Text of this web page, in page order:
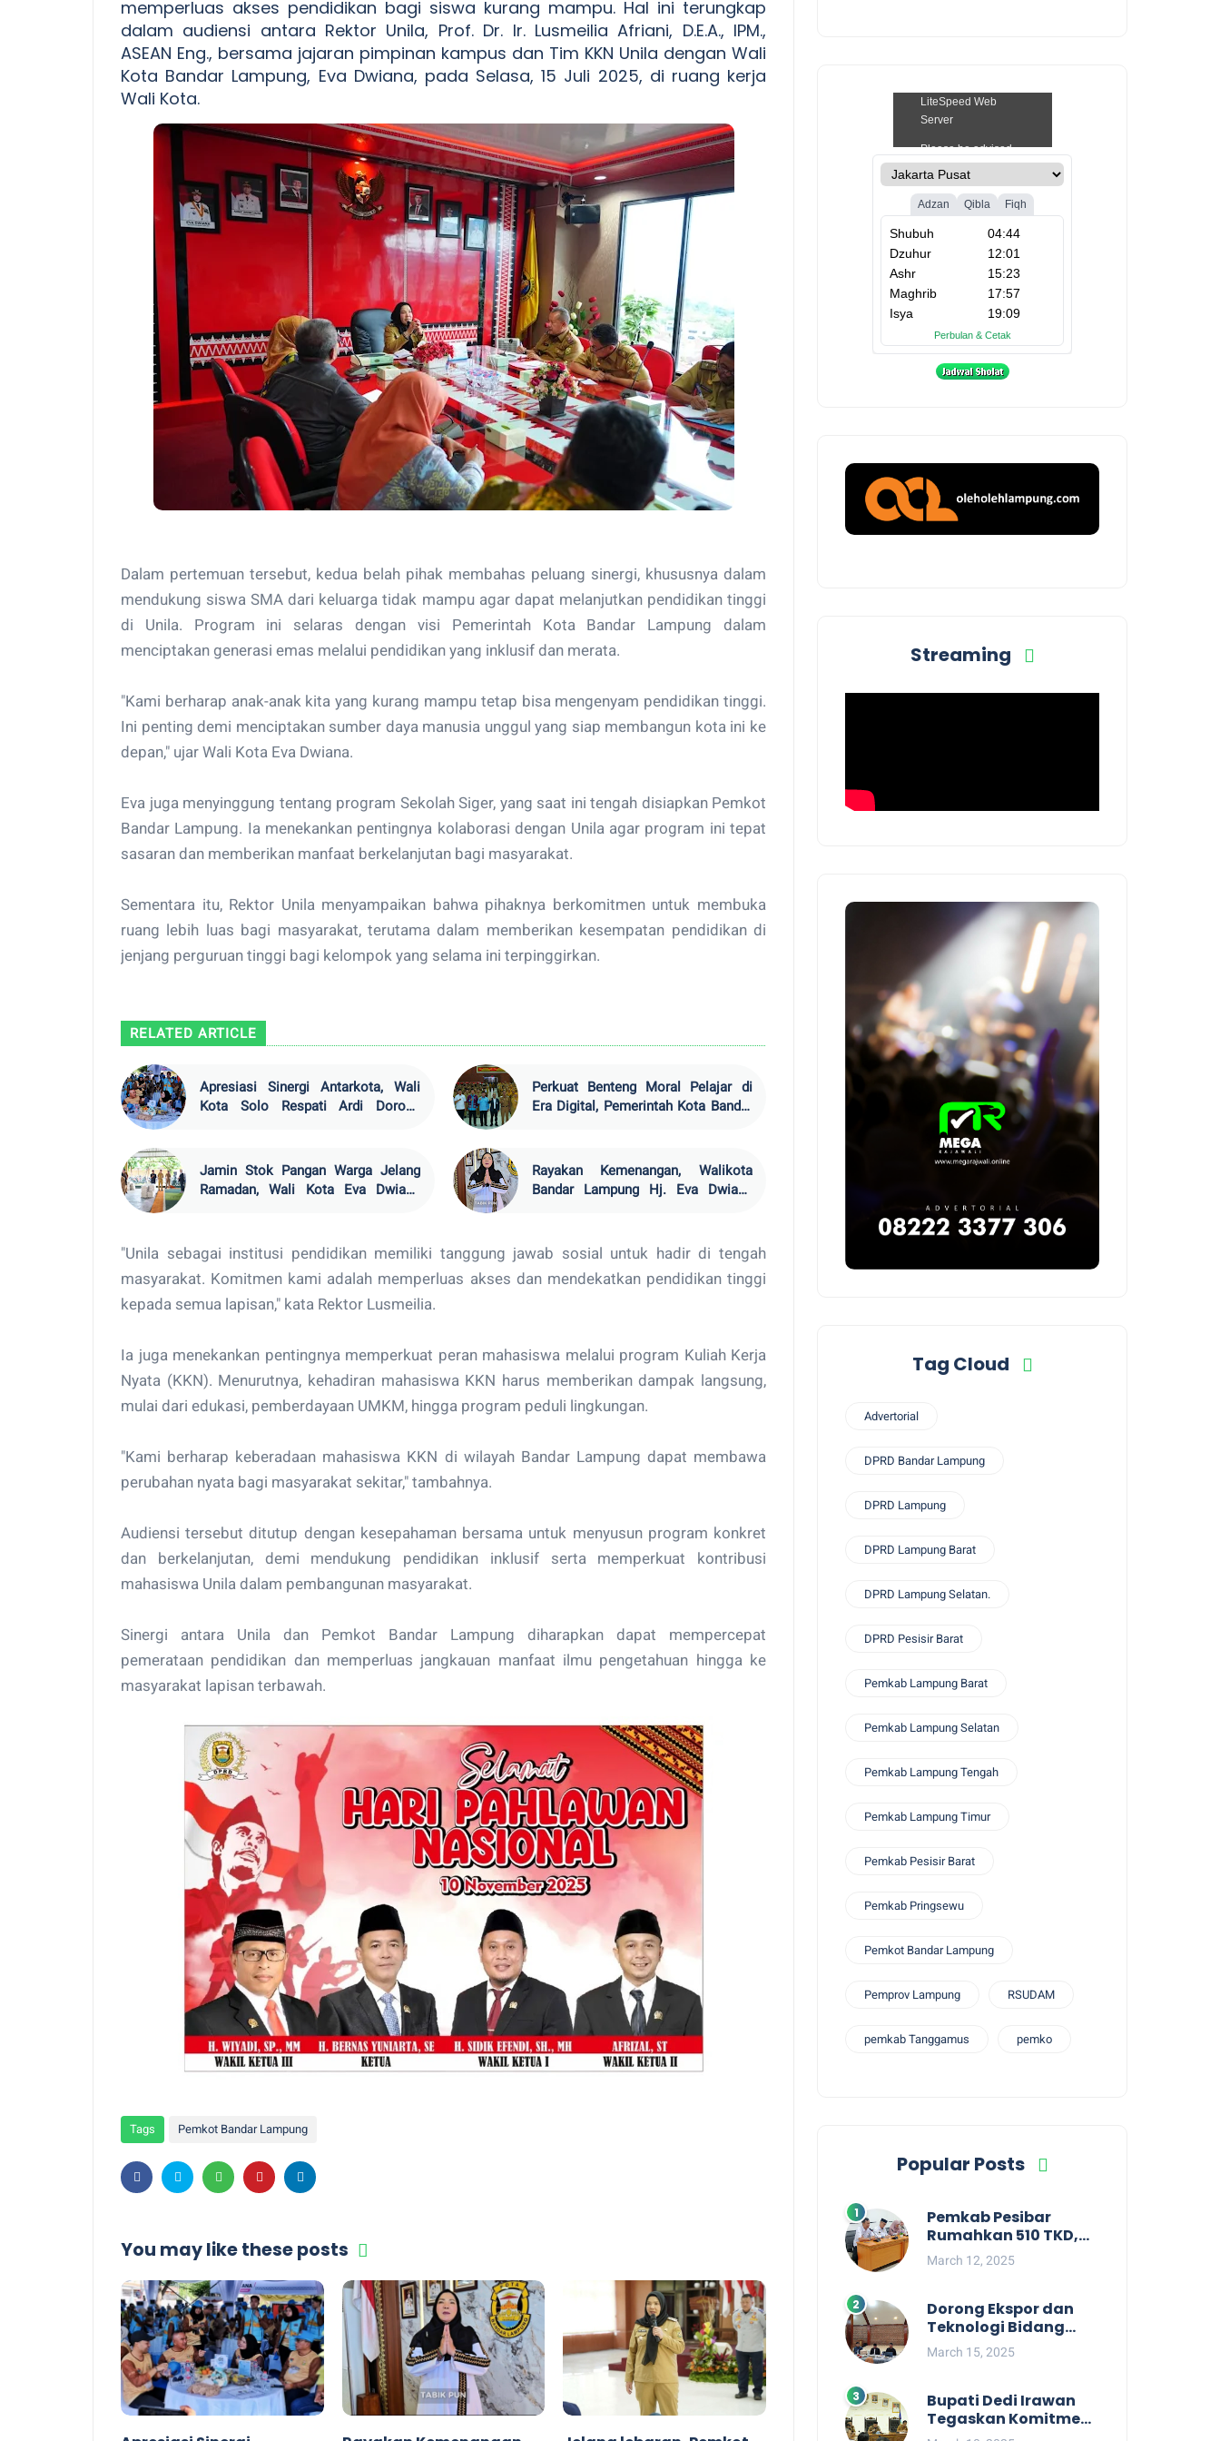
memperluas akses pendidikan bagi siswa kurang mampu. Hal ini terungkap
dalam audiensi antara Rektor Unila, Prof. Dr. Ir. Lusmeilia Afriani, D.E.A., IPM.,
ASEAN Eng., bersama jajaran pimpinan kampus dan Tim KKN Unila dengan Wali
Kota Bandar Lampung, Eva Dwiana, pada Selasa, 15 Juli 2025, di ruang kerja
Wali Kota.
Dalam pertemuan tersebut, kedua belah pihak membahas peluang sinergi, khususnya dalam
mendukung siswa SMA dari keluarga tidak mampu agar dapat melanjutkan pendidikan tinggi
di Unila. Program ini selaras dengan visi Pemerintah Kota Bandar Lampung dalam
menciptakan generasi emas melalui pendidikan yang inklusif dan merata.
"Kami berharap anak-anak kita yang kurang mampu tetap bisa mengenyam pendidikan tinggi.
Ini penting demi menciptakan sumber daya manusia unggul yang siap membangun kota ini ke
depan," ujar Wali Kota Eva Dwiana.
Eva juga menyinggung tentang program Sekolah Siger, yang saat ini tengah disiapkan Pemkot
Bandar Lampung. Ia menekankan pentingnya kolaborasi dengan Unila agar program ini tepat
sasaran dan memberikan manfaat berkelanjutan bagi masyarakat.
Sementara itu, Rektor Unila menyampaikan bahwa pihaknya berkomitmen untuk membuka
ruang lebih luas bagi masyarakat, terutama dalam memberikan kesempatan pendidikan di
jenjang perguruan tinggi bagi kelompok yang selama ini terpinggirkan.
RELATED ARTICLE
Apresiasi Sinergi Antarkota, Wali
Kota Solo Respati Ardi Dorong
Perkuat Benteng Moral Pelajar di
Era Digital, Pemerintah Kota Bandar
Jamin Stok Pangan Warga Jelang
Ramadan, Wali Kota Eva Dwiana
Bandar Lampung
Rayakan Kemenangan, Walikota
Bandar Lampung Hj. Eva Dwiana
"Unila sebagai institusi pendidikan memiliki tanggung jawab sosial untuk hadir di tengah
masyarakat. Komitmen kami adalah memperluas akses dan mendekatkan pendidikan tinggi
kepada semua lapisan," kata Rektor Lusmeilia.
Ia juga menekankan pentingnya memperkuat peran mahasiswa melalui program Kuliah Kerja
Nyata (KKN). Menurutnya, kehadiran mahasiswa KKN harus memberikan dampak langsung,
mulai dari edukasi, pemberdayaan UMKM, hingga program peduli lingkungan.
"Kami berharap keberadaan mahasiswa KKN di wilayah Bandar Lampung dapat membawa
perubahan nyata bagi masyarakat sekitar," tambahnya.
Audiensi tersebut ditutup dengan kesepahaman bersama untuk menyusun program konkret
dan berkelanjutan, demi mendukung pendidikan inklusif serta memperkuat kontribusi
mahasiswa Unila dalam pembangunan masyarakat.
Sinergi antara Unila dan Pemkot Bandar Lampung diharapkan dapat mempercepat
pemerataan pendidikan dan memperluas jangkauan manfaat ilmu pengetahuan hingga ke
masyarakat lapisan terbawah.
Tags Pemkot Bandar Lampung
You may like these posts
Streaming
Tag Cloud
Advertorial
DPRD Bandar Lampung
DPRD Lampung
DPRD Lampung Barat
DPRD Lampung Selatan.
DPRD Pesisir Barat
Pemkab Lampung Barat
Pemkab Lampung Selatan
Pemkab Lampung Tengah
Pemkab Lampung Timur
Pemkab Pesisir Barat
Pemkab Pringsewu
Pemkot Bandar Lampung
Pemprov Lampung RSUDAM
pemkab Tanggamus pemko
Popular Posts
Pemkab Pesibar
Rumahkan 510 TKD,
Suryadi : Jangan
Kaitkan Dengan
March 12, 2025
Dorong Ekspor dan
Teknologi Bidang
Perikanan, Bupati
Pesisir Barat Audiensi
March 15, 2025
Bupati Dedi Irawan
Tegaskan Komitmen
Kepemimpinan yang